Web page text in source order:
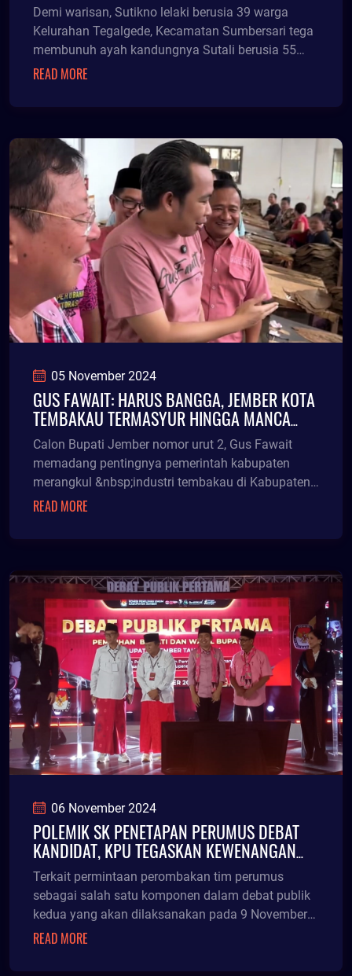
Demi warisan, Sutikno lelaki berusia 39 warga
Kelurahan Tegalgede, Kecamatan Sumbersari tega
membunuh ayah kandungnya Sutali berusia 55
tahun.
READ MORE
05 November 2024
GUS FAWAIT: HARUS BANGGA, JEMBER KOTA
TEMBAKAU TERMASYUR HINGGA MANCA
NEGARA
Calon Bupati Jember nomor urut 2, Gus Fawait
memadang pentingnya pemerintah kabupaten
merangkul &nbsp;industri tembakau di Kabupaten
Jember agar da
READ MORE
06 November 2024
POLEMIK SK PENETAPAN PERUMUS DEBAT
KANDIDAT, KPU TEGASKAN KEWENANGAN
KETUA KPU
Terkait permintaan perombakan tim perumus
sebagai salah satu komponen dalam debat publik
kedua yang akan dilaksanakan pada 9 November
2024 nanti, K
READ MORE